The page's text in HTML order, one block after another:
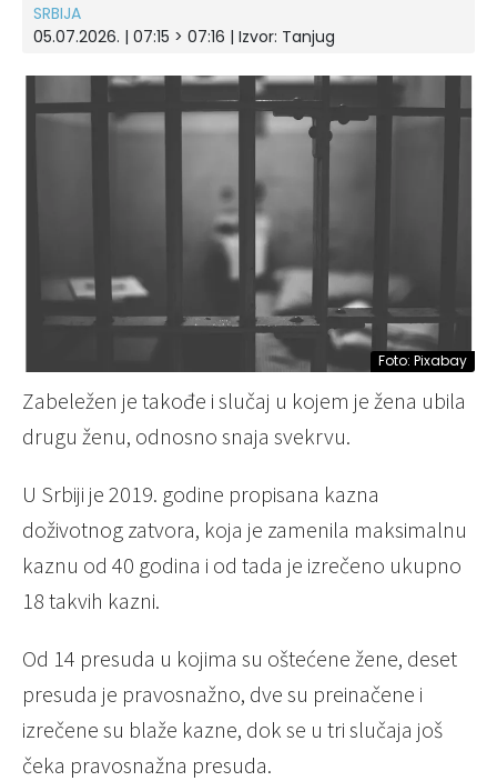
SRBIJA
05.07.2026. | 07:15 > 07:16 | Izvor: Tanjug
Foto: Pixabay
Zabeležen je takođe i slučaj u kojem je žena ubila
drugu ženu, odnosno snaja svekrvu.
U Srbiji je 2019. godine propisana kazna
doživotnog zatvora, koja je zamenila maksimalnu
kaznu od 40 godina i od tada je izrečeno ukupno
18 takvih kazni.
Od 14 presuda u kojima su oštećene žene, deset
presuda je pravosnažno, dve su preinačene i
izrečene su blaže kazne, dok se u tri slučaja još
čeka pravosnažna presuda.